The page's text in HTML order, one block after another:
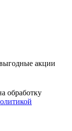
акции
обработку